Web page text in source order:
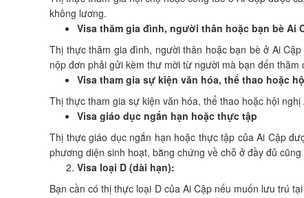
không lương.
Visa thăm gia đình, người thân hoặc bạn bè Ai
Thị thực thăm gia đình, người thân hoặc bạn bè ở Ai
nộp đơn phải gửi kèm thư mời từ người mà bạn đến thăm
Visa tham gia sự kiện văn hóa, thể thao hoặc
Thị thực tham gia sự kiện văn hóa, thể thao hoặc hội
Visa giáo dục ngắn hạn hoặc thực tập
Thị thực giáo dục ngắn hạn hoặc thực tập của Ai Cập
phương diện sinh hoạt, bằng chứng về chỗ ở đầy đủ
Visa loại D (dài hạn):
Bạn cần có thị thực loại D của Ai Cập nếu muốn lưu trú